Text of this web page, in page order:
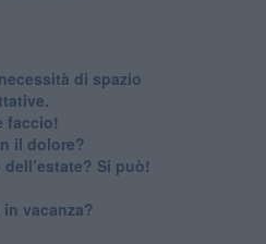
di spazio
faccio!
il dolore?
Si può!
vacanza?